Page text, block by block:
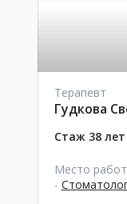
Терапевт
Гудкова
Стаж 38 лет
Место
-